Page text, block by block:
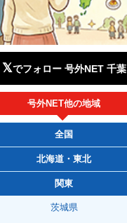
𝕏でフォロー 号外NET 千葉
号外NET他の地域
全国
北海道・東北
関東
茨城県